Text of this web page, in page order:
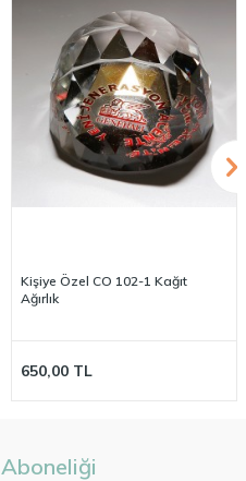
Kişiye Özel CO 102-1 Kağıt
Ağırlık
650,00TL